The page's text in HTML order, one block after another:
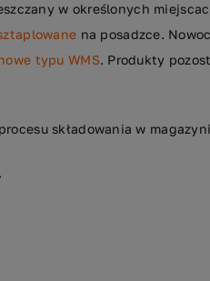
w określonych
na posadzce.
typu WMS. Produkty
składowania w